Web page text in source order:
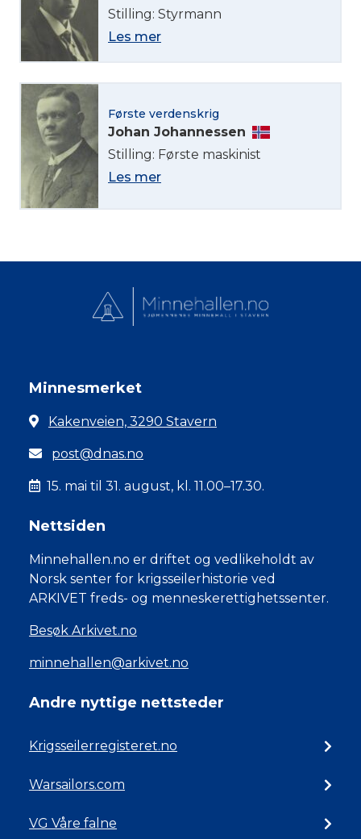
Stilling: Styrmann
Les mer
Første verdenskrig
Johan Johannessen
Stilling: Første maskinist
Les mer
Minnesmerket
Kakenveien, 3290 Stavern
post@dnas.no
15. mai til 31. august, kl. 11.00–17.30.
Nettsiden
Minnehallen.no er driftet og vedlikeholdt av
Norsk senter for krigsseilerhistorie ved
ARKIVET freds- og menneskerettighetssenter.
Besøk Arkivet.no
minnehallen@arkivet.no
Andre nyttige nettsteder
Krigsseilerregisteret.no
Warsailors.com
VG Våre falne